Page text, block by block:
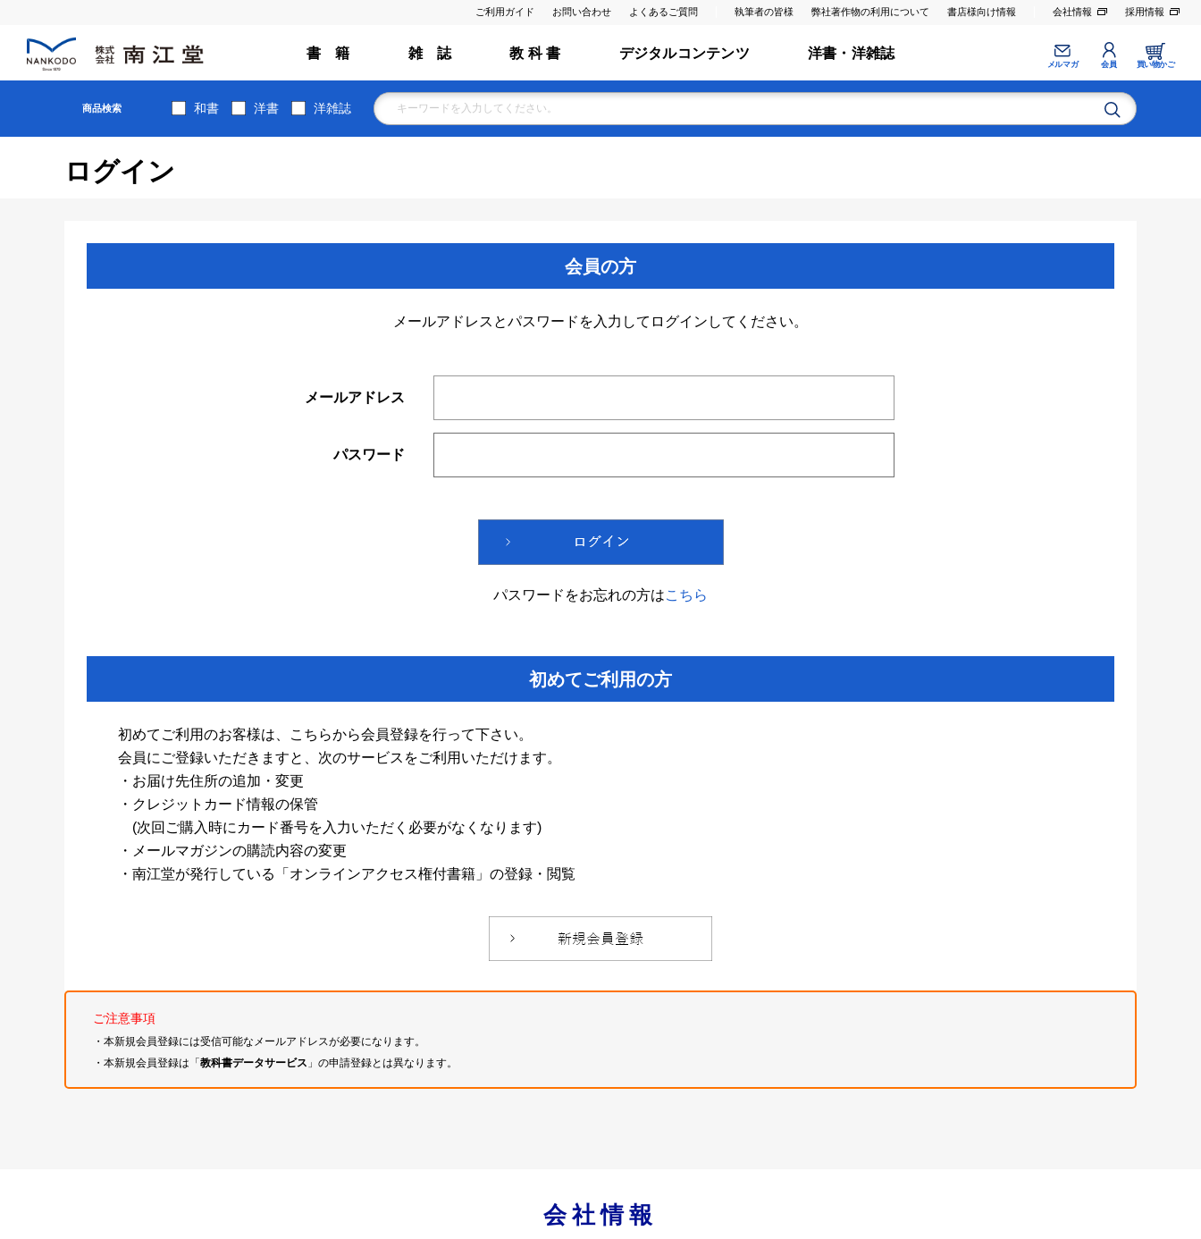
ご利用ガイド お問い合わせ よくあるご質問 執筆者の皆様 弊社著作物の利用について 書店様向け情報 会社情報 採用情報
書 籍 雑 誌 教 科 書 デジタルコンテンツ 洋書・洋雑誌
メルマガ 会員 買い物かご
商品検索 和書 洋書 洋雑誌
ログイン
会員の方
メールアドレスとパスワードを入力してログインしてください。
メールアドレス
パスワード
パスワードをお忘れの方はこちら
初めてご利用の方
初めてご利用のお客様は、こちらから会員登録を行って下さい。
会員にご登録いただきますと、次のサービスをご利用いただけます。
・お届け先住所の追加・変更
・クレジットカード情報の保管
(次回ご購入時にカード番号を入力いただく必要がなくなります)
・メールマガジンの購読内容の変更
・南江堂が発行している「オンラインアクセス権付書籍」の登録・閲覧
ご注意事項
・本新規会員登録には受信可能なメールアドレスが必要になります。
・本新規会員登録は「教科書データサービス 」の申請登録とは異なります。
会社情報